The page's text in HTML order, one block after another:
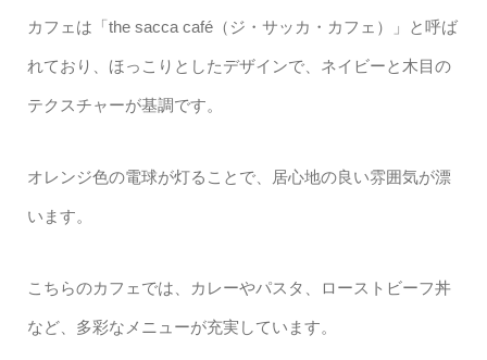
カフェは「the sacca café（ジ・サッカ・カフェ）」と呼ば
れており、ほっこりとしたデザインで、ネイビーと木目の
テクスチャーが基調です。
オレンジ色の電球が灯ることで、居心地の良い雰囲気が漂
います。
こちらのカフェでは、カレーやパスタ、ローストビーフ丼
など、多彩なメニューが充実しています。